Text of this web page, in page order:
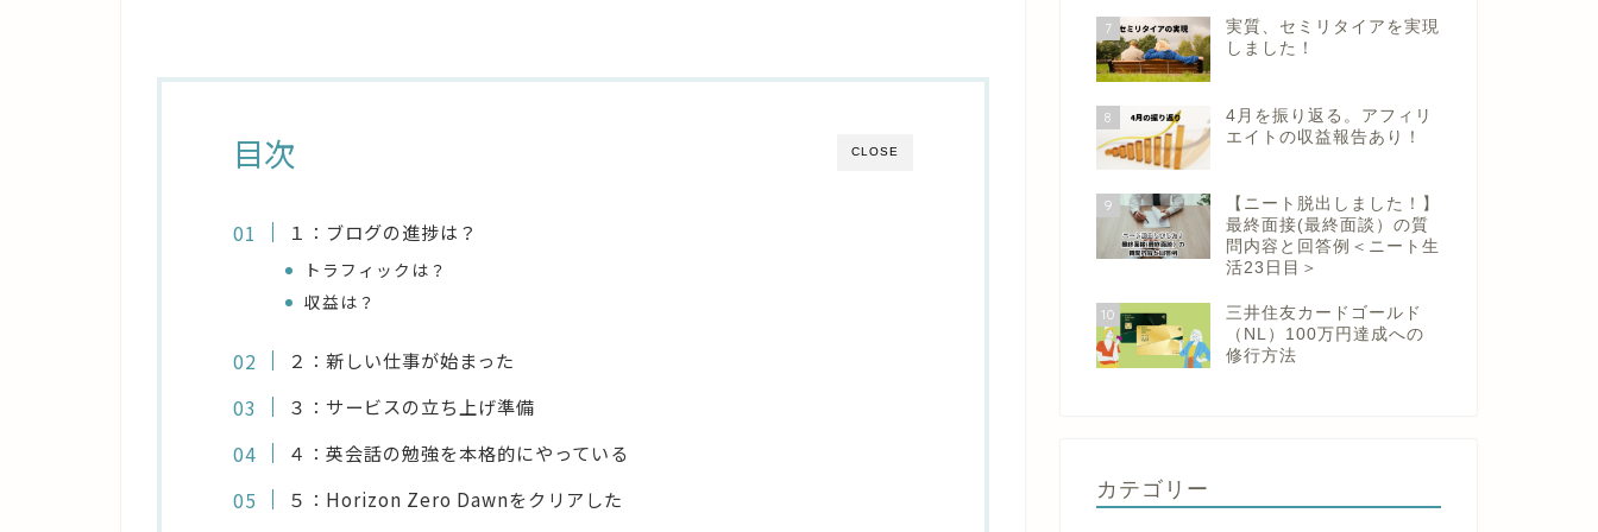
CLOSE
目次
１：ブログの進捗は？
トラフィックは？
収益は？
２：新しい仕事が始まった
３：サービスの立ち上げ準備
４：英会話の勉強を本格的にやっている
５：Horizon Zero Dawnをクリアした
7
実質、セミリタイアを実現
しました！
8
4月を振り返る。アフィリ
エイトの収益報告あり！
9
【ニート脱出しました！】
最終面接(最終面談）の質
問内容と回答例＜ニート生
活23日目＞
10
三井住友カードゴールド
（NL）100万円達成への
修行方法
カテゴリー